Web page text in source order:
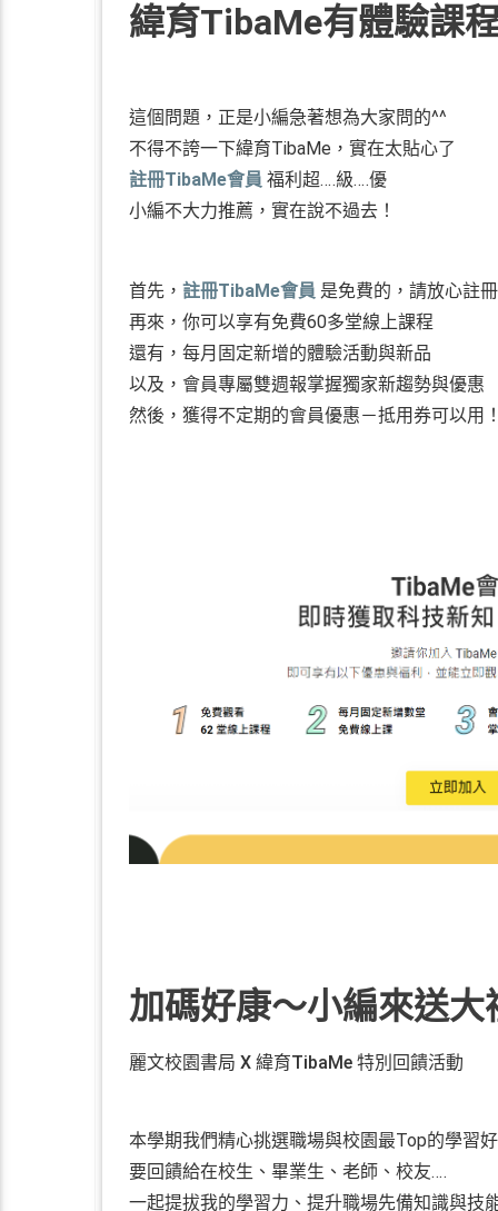
緯育TibaMe有體驗課
這個問題，正是小編急著想為大家問的^^
不得不誇一下緯育TibaMe，實在太貼心了
註冊TibaMe會員 福利超‥‥級‥‥優
小編不大力推薦，實在說不過去！
首先， 註冊TibaMe會員 是免費的，請放心註
再來，你可以享有免費60多堂線上課程
還有，每月固定新增的體驗活動與新品
以及，會員專屬雙週報掌握獨家新趨勢與優惠
然後，獲得不定期的會員優惠－抵用券可以用
加碼好康～小編來送大
麗文校園書局 X 緯育TibaMe 特別回饋活動
本學期我們精心挑選職場與校園最Top的學習
要回饋給在校生、畢業生、老師、校友‥‥
一起提拔我的學習力、提升職場先備知識與技